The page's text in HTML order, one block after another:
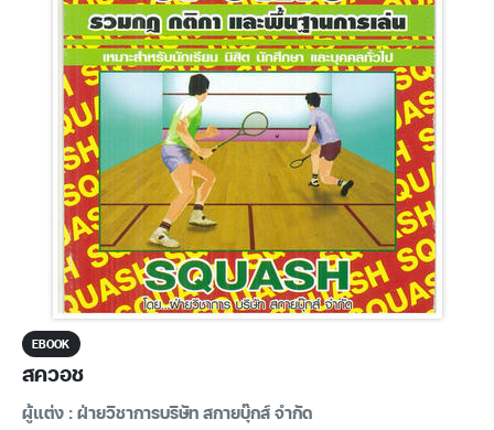
EBOOK
สควอช
ผู้แต่ง : ฝ่ายวิชาการบริษัท สกายบุ๊กส์ จำกัด